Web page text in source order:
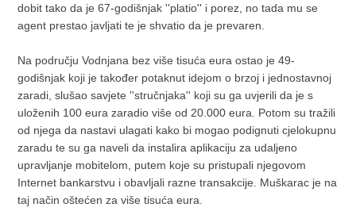
dobit tako da je 67-godišnjak ''platio'' i porez, no tada mu se
agent prestao javljati te je shvatio da je prevaren.
Na području Vodnjana bez više tisuća eura ostao je 49-
godišnjak koji je također potaknut idejom o brzoj i jednostavnoj
zaradi, slušao savjete ''stručnjaka'' koji su ga uvjerili da je s
uloženih 100 eura zaradio više od 20.000 eura. Potom su tražili
od njega da nastavi ulagati kako bi mogao podignuti cjelokupnu
zaradu te su ga naveli da instalira aplikaciju za udaljeno
upravljanje mobitelom, putem koje su pristupali njegovom
Internet bankarstvu i obavljali razne transakcije. Muškarac je na
taj način oštećen za više tisuća eura.